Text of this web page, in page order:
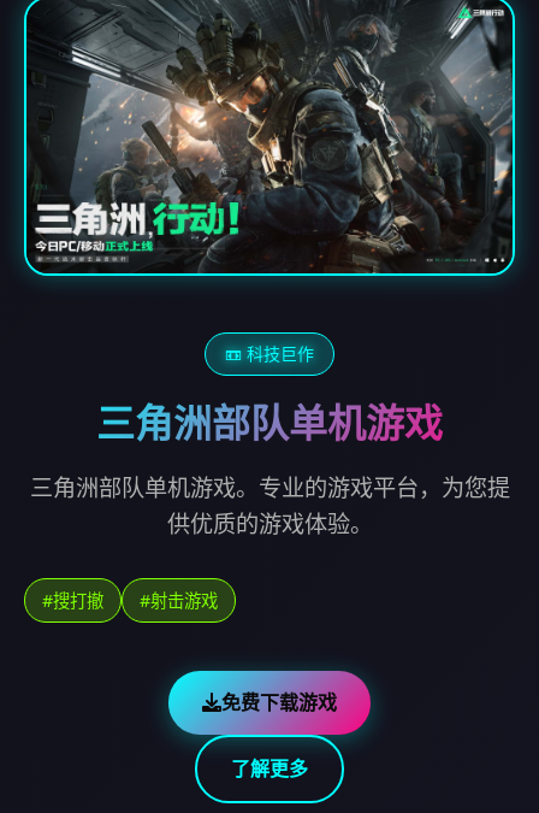
📼 科技巨作
三角洲部队单机游戏
三角洲部队单机游戏。专业的游戏平台，为您提
供优质的游戏体验。
#搜打撤 #射击游戏
免费下载游戏
了解更多